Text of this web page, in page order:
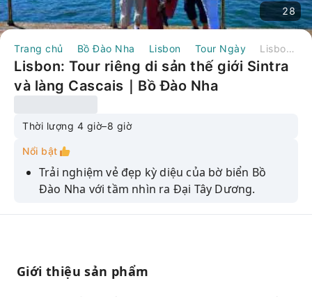
28
Trang chủ Bồ Đào Nha Lisbon Tour Ngày Lisbon: Tour riêng di sản thế giới Sintra và làng Cascais｜Bồ Đào Nha
Lisbon: Tour riêng di sản thế giới Sintra
và làng Cascais｜Bồ Đào Nha
Thời lượng 4 giờ–8 giờ
Nổi bật
Trải nghiệm vẻ đẹp kỳ diệu của bờ biển Bồ
Đào Nha với tầm nhìn ra Đại Tây Dương.
Tìm hiểu về lịch sử của làng Sintra và hai cung
làng chài truyền thống Cascais.
Giới thiệu sản phẩm